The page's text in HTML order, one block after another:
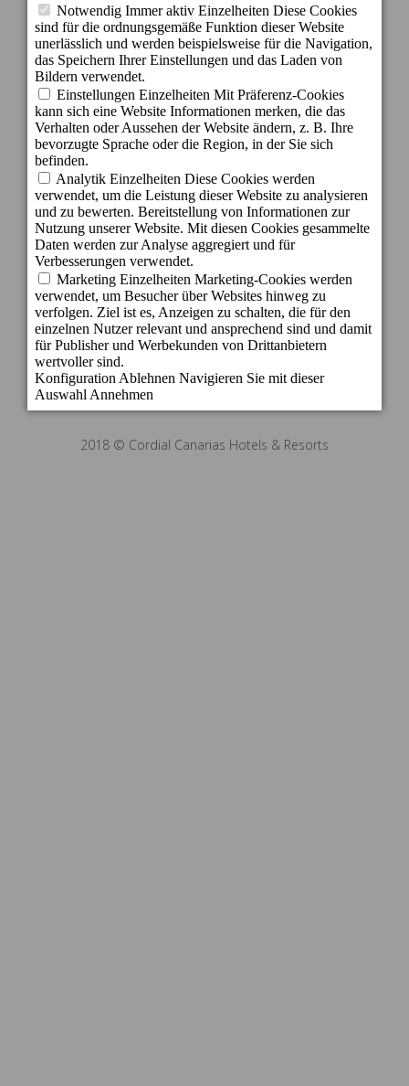
KONTAKT INFORMATION
Zentrale
c/ Cartago, 22. El Tablero
35109 San Bartolomé de Tirajana - Gran
Canaria - Spanien
info@becordial.com
Tel.: +34 928 721 147
Reservierungen: +34 928 143 393
E-mail: reservas@becordial.com
2018 © Cordial Canarias Hotels & Resorts